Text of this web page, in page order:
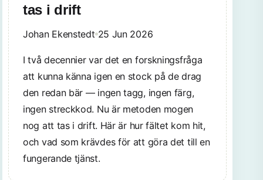
tas i drift
Johan Ekenstedt 25 Jun 2026
I två decennier var det en forskningsfråga
att kunna känna igen en stock på de drag
den redan bär — ingen tagg, ingen färg,
ingen streckkod. Nu är metoden mogen
nog att tas i drift. Här är hur fältet kom hit,
och vad som krävdes för att göra det till en
fungerande tjänst.